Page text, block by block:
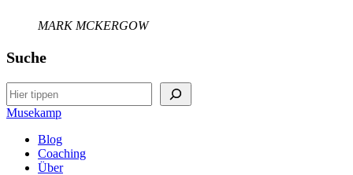
MARK MCKERGOW
Suche
Search
Musekamp
Blog
Coaching
Über